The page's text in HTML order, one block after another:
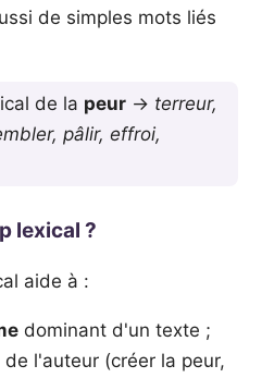
de simples mots liés
de la peur → terreur,
pâlir, effroi,
lexical ?
aide à :
dominant d'un texte ;
de l'auteur (créer la peur,